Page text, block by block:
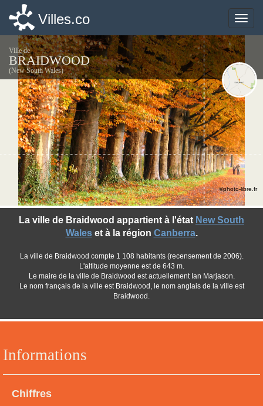
Toggle
Villes.co
Ville de
BRAIDWOOD
(New South Wales)
Informations
Chiffres
La ville de Braidwood appartient à l'état New South
Waleset à la région Canberra.
La ville de Braidwood compte 1 108 habitants (recensement de 2006).
L'altitude moyenne est de 643 m.
Le maire de la ville de Braidwood est actuellement Ian Marjason.
Le nom français de la ville est Braidwood, le nom anglais de la ville est
Braidwood.
©photo-libre.fr
Toggle
Villes.co